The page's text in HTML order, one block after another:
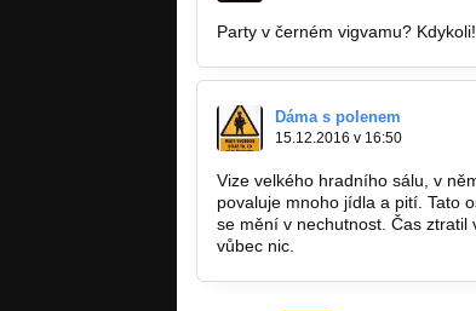
Party v černém vigvamu? Kdykoli!
Dáma s polenem
15.12.2016 v 16:50
Vize velkého hradního sálu, v
povaluje mnoho jídla a pití. Tato
se mění v nechutnost. Čas ztratil
vůbec nic.